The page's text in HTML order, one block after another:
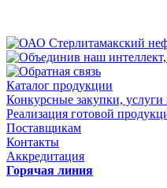
Каталог продукции
Конкурсные закупки,
Реализация готовой
Поставщикам
Контакты
Аккредитация
Горячая линия